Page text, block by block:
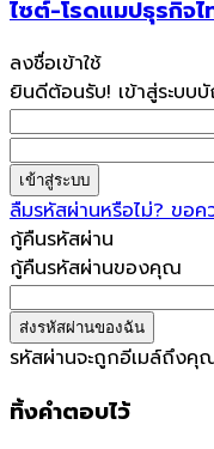
ไซต์-โรดแมปธุรกิจ
ลงชื่อเข้าใช้
ยินดีต้อนรับ! เข้าสู่ระบ
ลืมรหัสผ่านหรือไม่? ขอค
กู้คืนรหัสผ่าน
กู้คืนรหัสผ่านของคุณ
รหัสผ่านจะถูกอีเมล์ถึงคุ
ทิ้งคำตอบไว้